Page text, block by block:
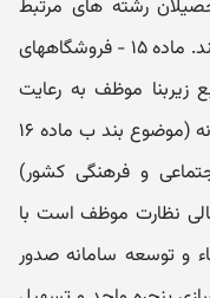
رشته های مرتبط
دانشگاهی از گذراندن دروس مشابه معافند. ماده ۱۵ - فروشگاههای
داشتن حداقل ۵۰۰ مترمربع زیربنا موظف به رعایت
ضوابط و مقررات مربوط به احداث نمازخانه (موضوع بند ب ماده ۱۶
و فرهنگی کشور)
هیات عالی نظارت موظف است با
و توسعه سامانه صدور